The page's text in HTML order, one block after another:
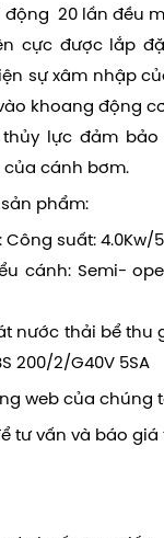
động 20 lần đều
cực được lắp
sự xâm nhập
khoang động
lực đảm
cánh bơm.
phẩm:
suất: 4.0Kw/
cánh: Semi-
nước thải bể thu
200/2/G40V 5SA
web của chúng
tư vấn và báo